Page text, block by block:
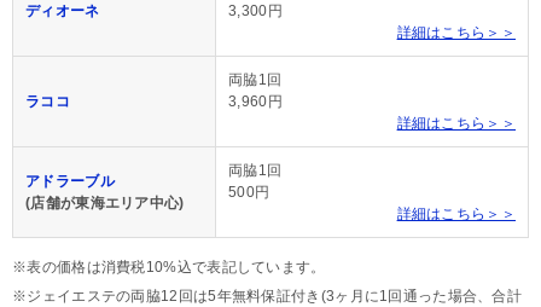
ディオーネ
3,300円
詳細はこちら＞＞
ラココ
両脇1回
3,960円
詳細はこちら＞＞
アドラーブル
(店舗が東海エリア中心)
両脇1回
500円
詳細はこちら＞＞
※表の価格は消費税10%込で表記しています。
※ジェイエステの両脇12回は5年無料保証付き(3ヶ月に1回通った場合、合計